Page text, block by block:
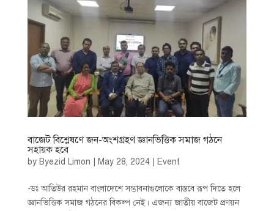
বাজেট বিশ্লেষণে জন-অংশগ্রহণ জ্ঞানভিত্তিক সমাজ গঠনে
সহায়ক হবে
by Byezid Limon May 28, 2024| Event
-ডঃ আতিউর রহমান বাংলাদেশে সম্ভাবনাগুলোকে বাস্তবে রূপ দিতে হলে
জ্ঞানভিত্তিক সমাজ গঠনের বিকল্প নেই। এজন্য জাতীয় বাজেট প্রণয়ন